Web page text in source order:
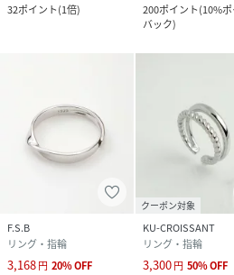
32ポイント(1倍)
200ポイント(10%
バック)
F.S.B
リング・指輪
3,168円 20%OFF
クーポン対象
KU-CROISSANT
リング・指輪
3,300円 50%OFF